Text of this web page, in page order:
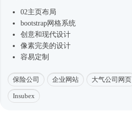
02主页布局
bootstrap网格系统
创意和现代设计
像素完美的设计
容易定制
保险公司 企业网站 大气公司网页
Insubex